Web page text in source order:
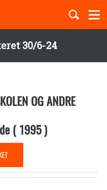
30/6-24
Børnebøger
Temaer
OG ANDRE
(1995)